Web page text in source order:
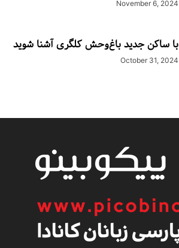
November 6, 2024
با ساکن جدید باغ‌وحش کلگری آشنا شوید
October 31, 2024